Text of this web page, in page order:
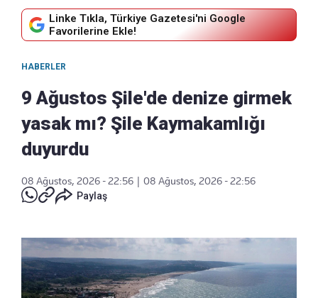
Linke Tıkla, Türkiye Gazetesi'ni Google
Favorilerine Ekle!
HABERLER
9 Ağustos Şile'de denize girmek
yasak mı? Şile Kaymakamlığı
duyurdu
08 Ağustos, 2026 - 22:56
08 Ağustos, 2026 - 22:56
Paylaş